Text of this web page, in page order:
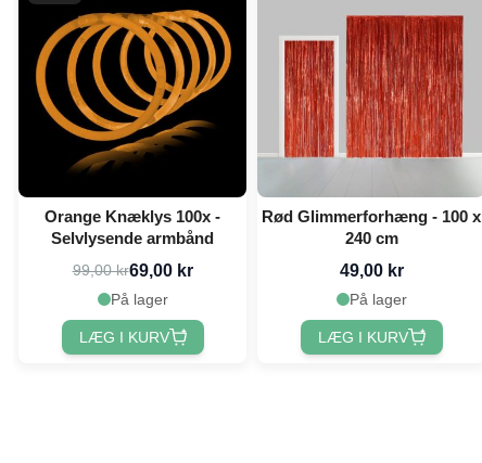
Orange Knæklys 100x -
Selvlysende armbånd
99,00 kr69,00 kr
På lager
LÆG I KURV
Rød Glimmerforhæng - 100 x
240 cm
49,00 kr
På lager
LÆG I KURV